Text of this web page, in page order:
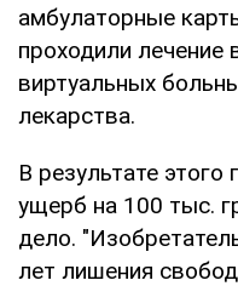
амбулаторные
проходили
виртуальных
лекарства.
В результате этого
ущерб на 100 тыс.
дело.
лет лишения